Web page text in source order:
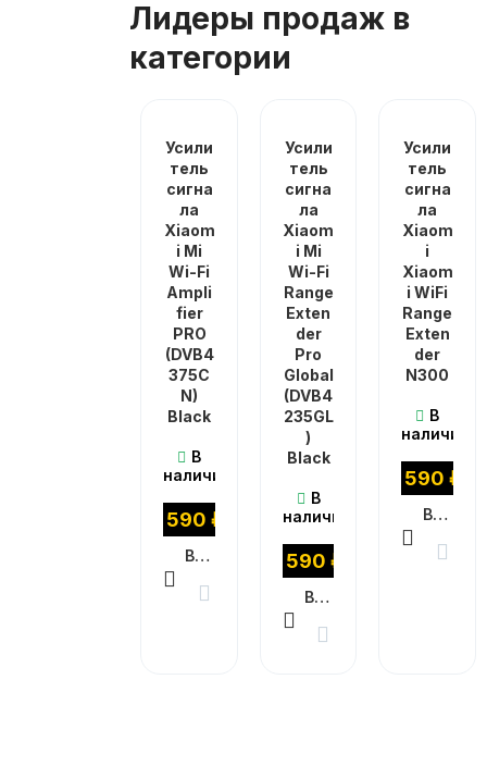
Лидеры продаж в
категории
Усили
тель
сигна
ла
Xiaom
i Mi
Wi-Fi
Ampli
fier
PRO
(DVB4
375C
N)
Black
В
наличии
1 590₽
В КОРЗИНУ
Усили
тель
сигна
ла
Xiaom
i Mi
Wi-Fi
Range
Exten
der
Pro
Global
(DVB4
235GL
)
Black
В
наличии
1 590 ₽
В КОРЗИНУ
Усили
тель
сигна
ла
Xiaom
i
Xiaom
i WiFi
Range
Exten
der
N300
В
наличии
1 590₽
В КОРЗИНУ